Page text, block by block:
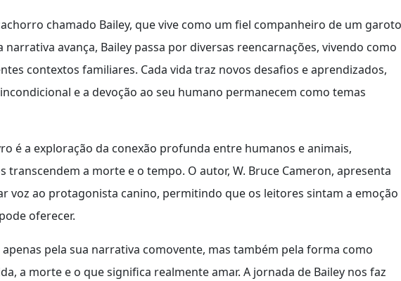
chamado Bailey, que vive como um fiel companheiro de um garoto
avança, Bailey passa por diversas reencarnações, vivendo como
contextos familiares. Cada vida traz novos desafios e aprendizados,
e a devoção ao seu humano permanecem como temas
é a exploração da conexão profunda entre humanos e animais,
transcendem a morte e o tempo. O autor, W. Bruce Cameron, apresenta
voz ao protagonista canino, permitindo que os leitores sintam a emoção
oferecer.
pela sua narrativa comovente, mas também pela forma como
a morte e o que significa realmente amar. A jornada de Bailey nos faz